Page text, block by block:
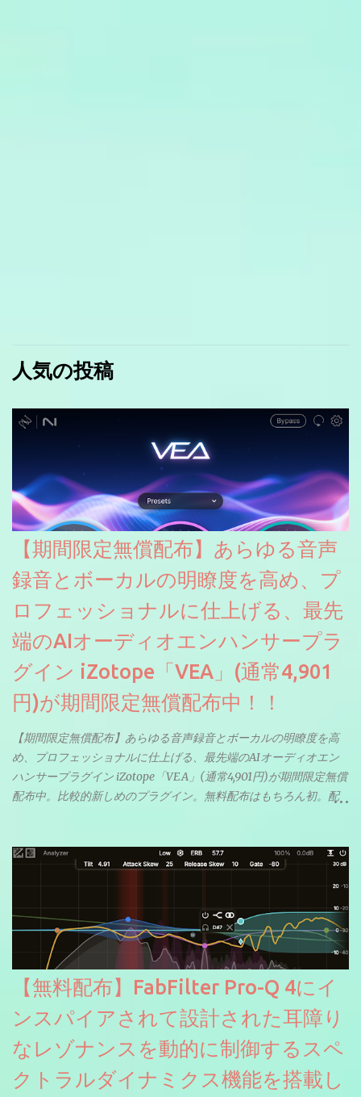
人気の投稿
【期間限定無償配布】あらゆる音声
録音とボーカルの明瞭度を高め、プ
ロフェッショナルに仕上げる、最先
端のAIオーディオエンハンサープラ
グイン iZotope「VEA」(通常4,901
円)が期間限定無償配布中！！
【期間限定無償配布】あらゆる音声録音とボーカルの明瞭度を高
め、プロフェッショナルに仕上げる、最先端のAIオーディオエン
ハンサープラグイン iZotope「VEA」(通常4,901円)が期間限定無償
配布中。比較的新しめのプラグイン。無料配布はもちろん初。配
【無料配布】FabFilter Pro-Q 4にイ
ンスパイアされて設計された耳障り
なレゾナンスを動的に制御するスペ
クトラルダイナミクス機能を搭載し